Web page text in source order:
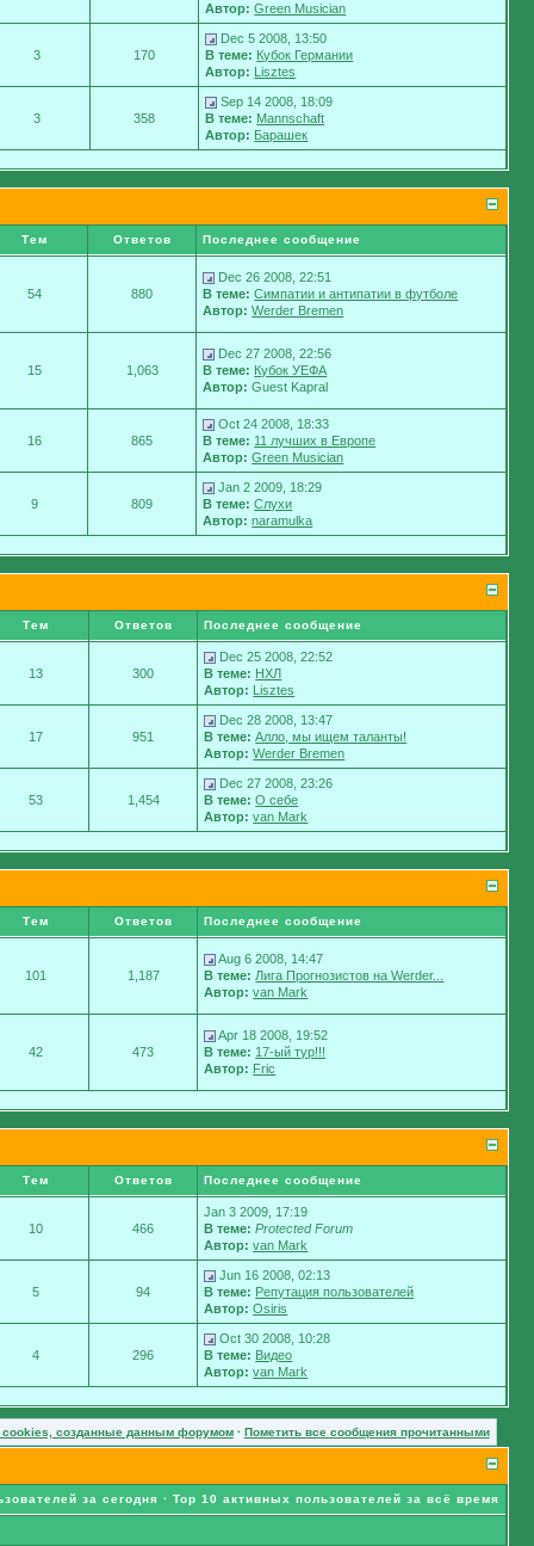
Автор: Green Musician
3 170
Dec 5 2008, 13:50
В теме: Кубок Германии
Автор: Lisztes
3 358
Sep 14 2008, 18:09
В теме: Mannschaft
Автор: Барашек
Тем Ответов Последнее сообщение
54 880
Dec 26 2008, 22:51
В теме: Симпатии и антипатии в футболе
Автор: Werder Bremen
15 1,063
Dec 27 2008, 22:56
В теме: Кубок УЕФА
Автор: Guest Kapral
16 865
Oct 24 2008, 18:33
В теме: 11 лучших в Европе
Автор: Green Musician
9 809
Jan 2 2009, 18:29
В теме: Слухи
Автор: naramulka
Тем Ответов Последнее сообщение
13 300
Dec 25 2008, 22:52
В теме: НХЛ
Автор: Lisztes
17 951
Dec 28 2008, 13:47
В теме: Алло, мы ищем таланты!
Автор: Werder Bremen
53 1,454
Dec 27 2008, 23:26
В теме: О себе
Автор: van Mark
Тем Ответов Последнее сообщение
101 1,187
Aug 6 2008, 14:47
В теме: Лига Прогнозистов на Werder...
Автор: van Mark
42 473
Apr 18 2008, 19:52
В теме: 17-ый тур!!!
Автор: Fric
Тем Ответов Последнее сообщение
10 466
Jan 3 2009, 17:19
В теме: Protected Forum
Автор: van Mark
5 94
Jun 16 2008, 02:13
В теме: Репутация пользователей
Автор: Osiris
4 296
Oct 30 2008, 10:28
В теме: Видео
Автор: van Mark
cookies, созданные данным форумом· Пометить все сообщения прочитанными
за сегодня ·Top 10 активных пользователей за всё время